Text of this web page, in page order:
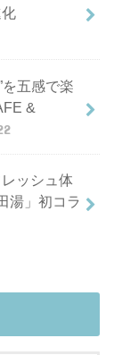
を五感で楽
&
ッシュ体
湯」初コラ